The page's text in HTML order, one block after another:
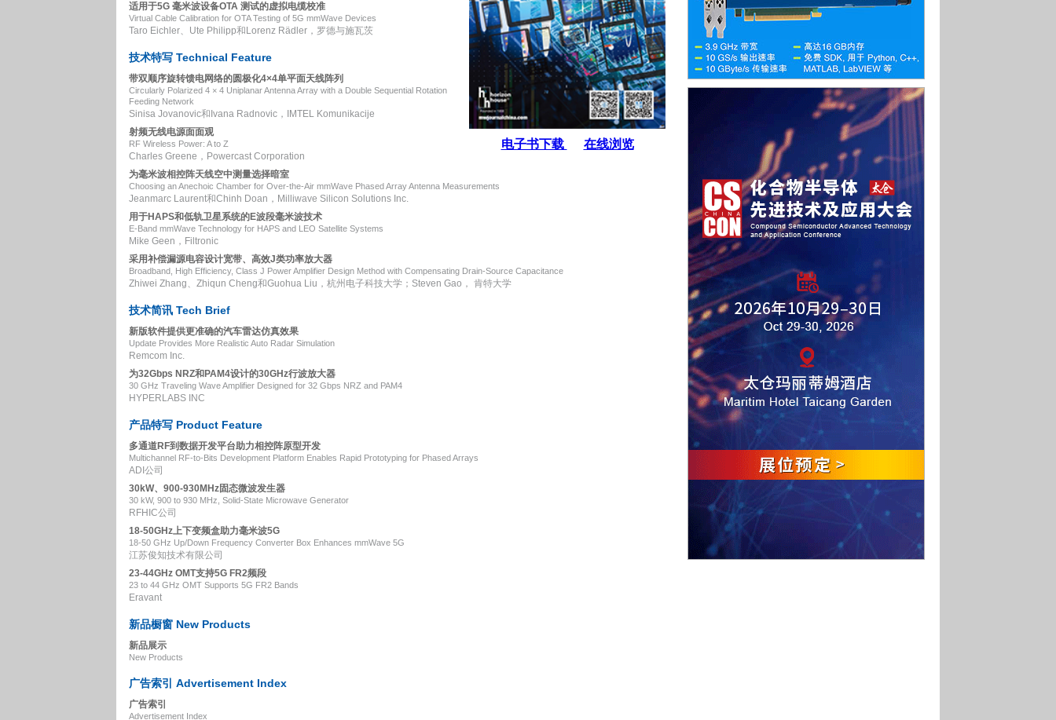
电子书下载 在线浏览
适用于5G 毫米波设备OTA 测试的虚拟电缆校准
Virtual Cable Calibration for OTA Testing of 5G mmWave Devices
Taro Eichler、Ute Philipp和Lorenz Rädler，罗德与施瓦茨
技术特写 Technical Feature
带双顺序旋转馈电网络的圆极化4×4单平面天线阵列
Circularly Polarized 4 × 4 Uniplanar Antenna Array with a Double Sequential Rotation
Feeding Network
Sinisa Jovanovic和Ivana Radnovic，IMTEL Komunikacije
射频无线电源面面观
RF Wireless Power: A to Z
Charles Greene，Powercast Corporation
为毫米波相控阵天线空中测量选择暗室
Choosing an Anechoic Chamber for Over-the-Air mmWave Phased Array Antenna Measurements
Jeanmarc Laurent和Chinh Doan，Milliwave Silicon Solutions Inc.
用于HAPS和低轨卫星系统的E波段毫米波技术
E-Band mmWave Technology for HAPS and LEO Satellite Systems
Mike Geen，Filtronic
采用补偿漏源电容设计宽带、高效J类功率放大器
Broadband, High Efficiency, Class J Power Amplifier Design Method with Compensating Drain-Source Capacitance
Zhiwei Zhang、Zhiqun Cheng和Guohua Liu，杭州电子科技大学；Steven Gao， 肯特大学
技术简讯 Tech Brief
新版软件提供更准确的汽车雷达仿真效果
Update Provides More Realistic Auto Radar Simulation
Remcom Inc.
为32Gbps NRZ和PAM4设计的30GHz行波放大器
30 GHz Traveling Wave Amplifier Designed for 32 Gbps NRZ and PAM4
HYPERLABS INC
产品特写 Product Feature
多通道RF到数据开发平台助力相控阵原型开发
Multichannel RF-to-Bits Development Platform Enables Rapid Prototyping for Phased Arrays
ADI公司
30kW、900-930MHz固态微波发生器
30 kW, 900 to 930 MHz, Solid-State Microwave Generator
RFHIC公司
18-50GHz上下变频盒助力毫米波5G
18-50 GHz Up/Down Frequency Converter Box Enhances mmWave 5G
江苏俊知技术有限公司
23-44GHz OMT支持5G FR2频段
23 to 44 GHz OMT Supports 5G FR2 Bands
Eravant
新品橱窗 New Products
新品展示
New Products
广告索引 Advertisement Index
广告索引
Advertisement Index